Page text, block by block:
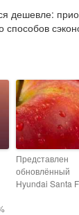
дешевле:
способов
Представлен
обновлённый
Hyundai Santa